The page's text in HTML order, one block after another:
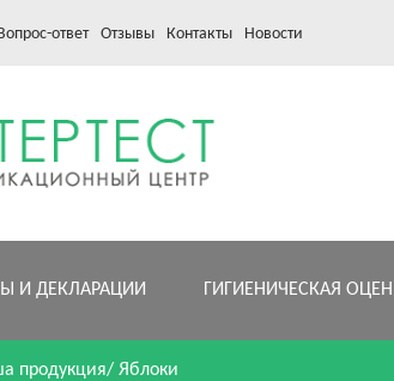
ответ Отзывы Контакты Новости
И ДЕКЛАРАЦИИ ГИГИЕНИЧЕСКАЯ
продукция/ Яблоки